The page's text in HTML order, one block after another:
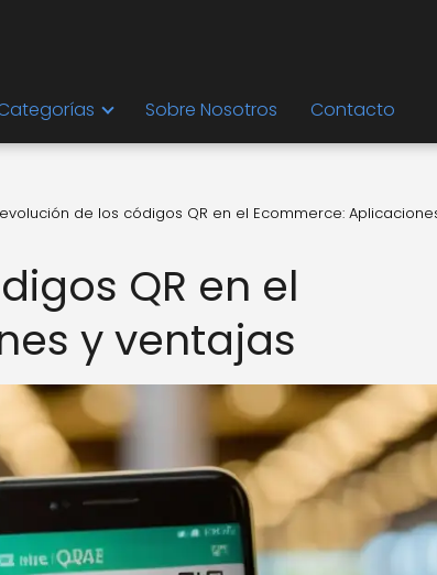
Sobre Nosotros Contacto
de los códigos QR en el Ecommerce:
QR en el
y ventajas